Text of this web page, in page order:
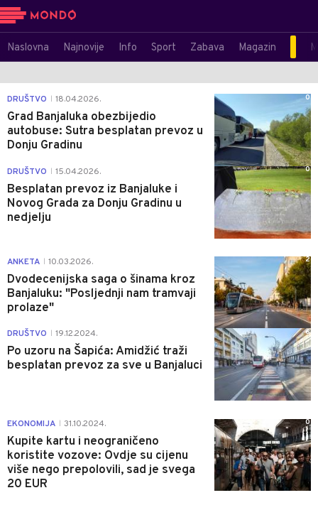
Naslovna Najnovije Info Sport Zabava Magazin
DRUŠTVO 18.04.2026.
Grad Banjaluka obezbijedio
autobuse: Sutra besplatan prevoz u
Donju Gradinu
0
DRUŠTVO 15.04.2026.
Besplatan prevoz iz Banjaluke i
Novog Grada za Donju Gradinu u
nedjelju
0
ANKETA 10.03.2026.
Dvodecenijska saga o šinama kroz
Banjaluku: "Posljednji nam tramvaji
prolaze"
2
DRUŠTVO 19.12.2024.
Po uzoru na Šapića: Amidžić traži
besplatan prevoz za sve u Banjaluci
6
EKONOMIJA 31.10.2024.
Kupite kartu i neograničeno
koristite vozove: Ovdje su cijenu
više nego prepolovili, sad je svega
20 EUR
0